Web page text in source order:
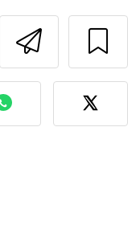
o autor